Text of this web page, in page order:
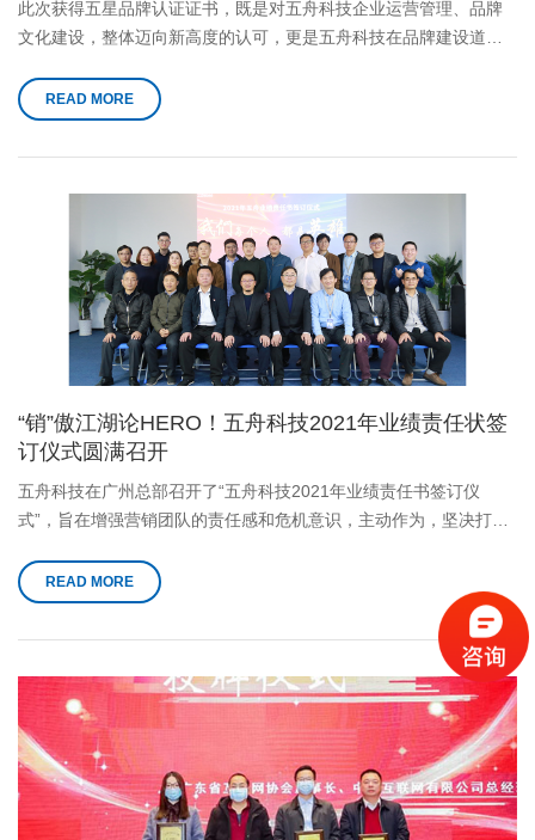
此次获得五星品牌认证证书，既是对五舟科技企业运营管理、品牌
文化建设，整体迈向新高度的认可，更是五舟科技在品牌建设道路
READ MORE
“销”傲江湖论HERO！五舟科技2021年业绩责任状签
订仪式圆满召开
五舟科技在广州总部召开了“五舟科技2021年业绩责任书签订仪
式”，旨在增强营销团队的责任感和危机意识，主动作为，坚决打胜
READ MORE